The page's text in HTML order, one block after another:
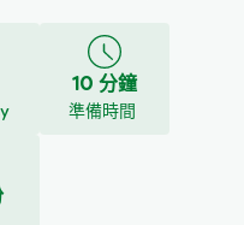
10 分鐘
準備時間